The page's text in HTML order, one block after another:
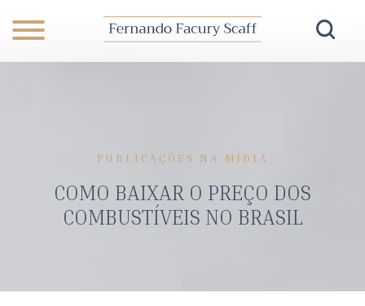
PUBLICAÇÕES NA MÍDIA
COMO BAIXAR O PREÇO DOS
COMBUSTÍVEIS NO BRASIL